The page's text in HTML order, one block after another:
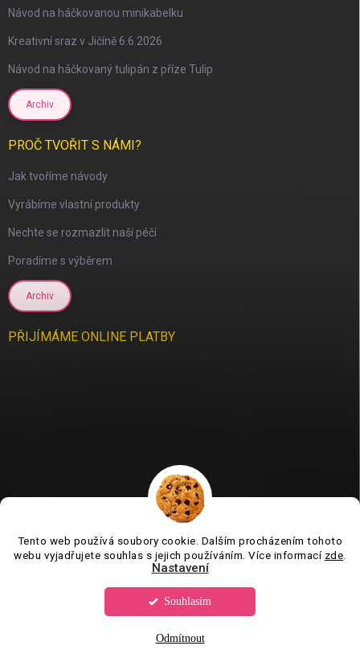
Tento web používá soubory cookie. Dalším procházením tohoto
webu vyjadřujete souhlas s jejich používáním. Více informací zde
Nastavení
Odmítnout
Souhlasím
Návod na háčkovanou minikabelku
Kreativní sraz v Jičíně 6.6.2026
Návod na háčkovaný tulipán z příze Tulip
Archiv
PROČ TVOŘIT S NÁMI?
Jak tvoříme návody
Vyrábíme vlastní produkty
Nechte se rozmazlit naší péčí
Poradíme s výběrem
Archiv
PŘIJÍMÁME ONLINE PLATBY
Jsme tu pro vás už 11 let❤️
Vytvořil Shoptet
Tvorboshop.cz. Všechna práva vyhrazena.
nastavení cookies